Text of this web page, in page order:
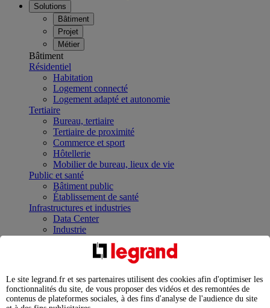
Solutions
Bâtiment
Projet
Métier
Bâtiment
Résidentiel
Habitation
Logement connecté
Logement adapté et autonomie
Tertiaire
Bureau, tertiaire
Tertiaire de proximité
Commerce et sport
Hôtellerie
Mobilier de bureau, lieux de vie
Public et santé
Bâtiment public
Établissement de santé
Infrastructures et industries
Data Center
Industrie
Infrastructures
Contrôler et planifier le fonctionnement des appareils
Répartir et optimiser son tableau électrique
Legrand Data Center Solutions : concentrer les
expertises au service de vos performances
Le site legrand.fr et ses partenaires utilisent des cookies afin d'optimiser les
fonctionnalités du site, de vous proposer des vidéos et des remontées de
contenus de plateformes sociales, à des fins d'analyse de l'audience du site